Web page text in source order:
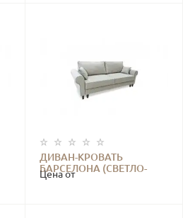
ДИВАН-КРОВАТЬ
БАРСЕЛОНА (СВЕТЛО-
СЕРЫЙ)
Цена от